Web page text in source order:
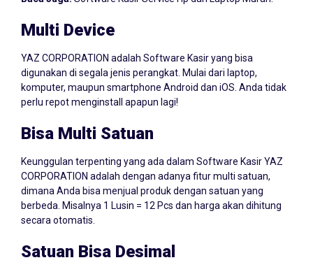
digunakan di segala jenis perangkat. Mulai dari laptop,
komputer, maupun smartphone Android dan iOS. Anda tidak
perlu repot menginstall apapun lagi!
CORPORATION adalah dengan adanya fitur multi satuan,
dimana Anda bisa menjual produk dengan satuan yang
berbeda. Misalnya 1 Lusin = 12 Pcs dan harga akan dihitung
secara otomatis.